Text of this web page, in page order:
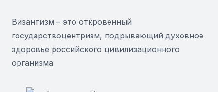
Византизм – это откровенный
государствоцентризм, подрывающий духовное
здоровье российского цивилизационного
организма